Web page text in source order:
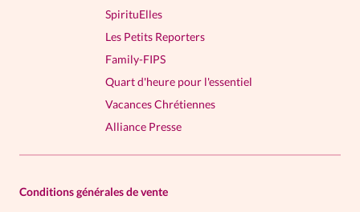
SpirituElles
Les Petits Reporters
Family-FIPS
Quart d'heure pour l'essentiel
Vacances Chrétiennes
Alliance Presse
Conditions générales de vente